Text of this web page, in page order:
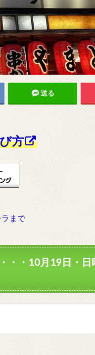
送る
方
まで
・・10月19日・日